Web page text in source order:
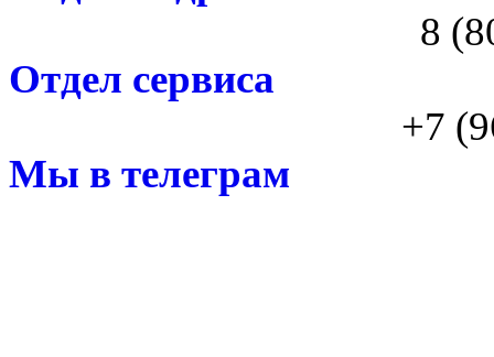
8
Отдел сервиса
+7
Мы в телеграм